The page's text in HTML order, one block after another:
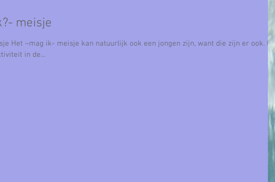
meisje
Het –mag ik- meisje kan natuurlijk ook een jongen zijn, want die zijn er ook. Na
in de...